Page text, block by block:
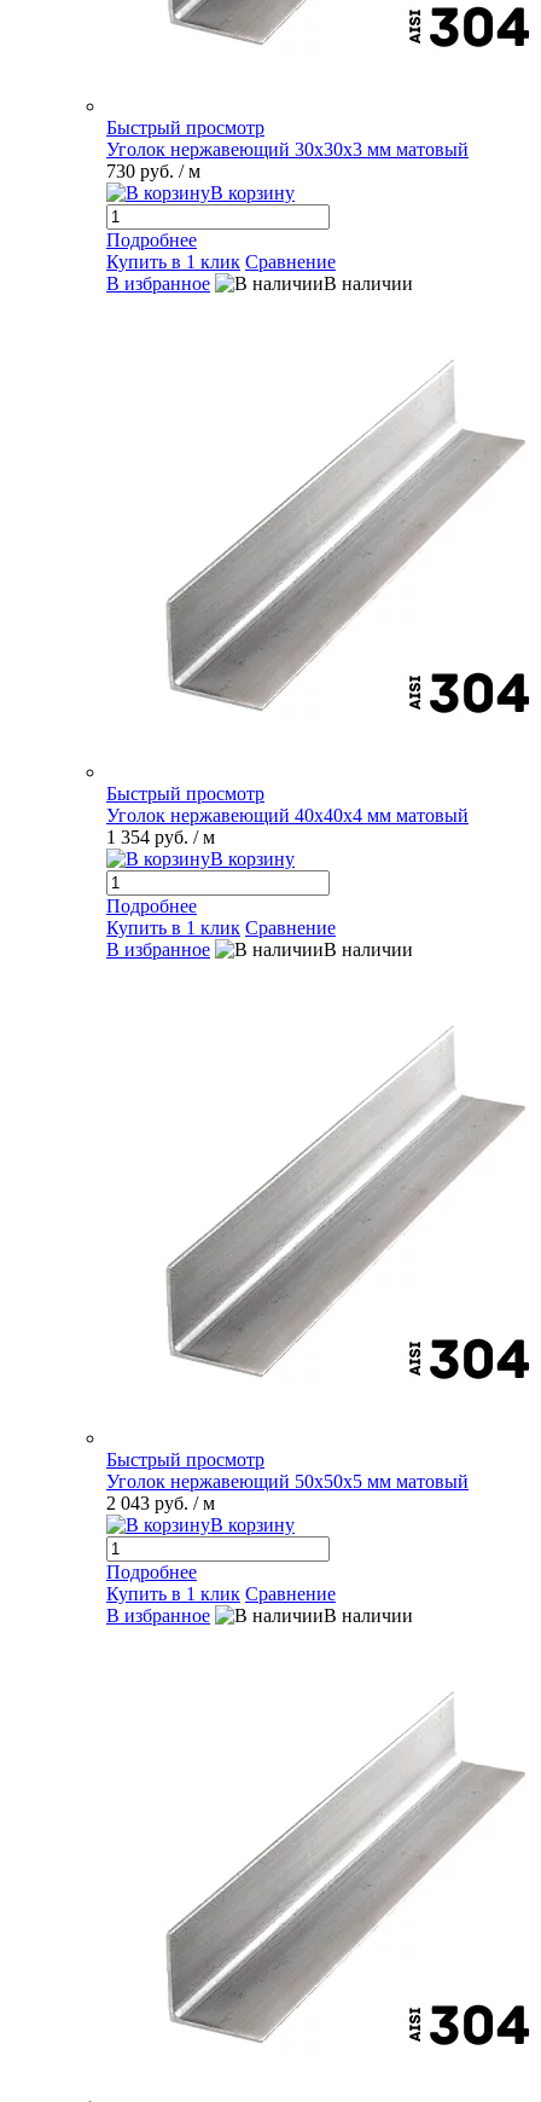
Быстрый просмотр
Уголок нержавеющий 30х30х3 мм матовый
730 руб. / м
В корзину
Подробнее
Купить в 1 клик Сравнение
В избранное
В наличии
Быстрый просмотр
Уголок нержавеющий 40х40х4 мм матовый
1 354 руб. / м
В корзину
Подробнее
Купить в 1 клик Сравнение
В избранное
В наличии
Быстрый просмотр
Уголок нержавеющий 50х50х5 мм матовый
2 043 руб. / м
В корзину
Подробнее
Купить в 1 клик Сравнение
В избранное
В наличии